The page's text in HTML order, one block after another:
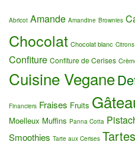
Abricot Amande Amandine Brownies
Chocolat Chocolat blanc Citrons
Confiture Confiture de Cerises
Cuisine Vegane
Financiers Fraises Fruits
Moelleux Muffins Panna Cotta
Smoothies Tarte aux Cerises Tartes